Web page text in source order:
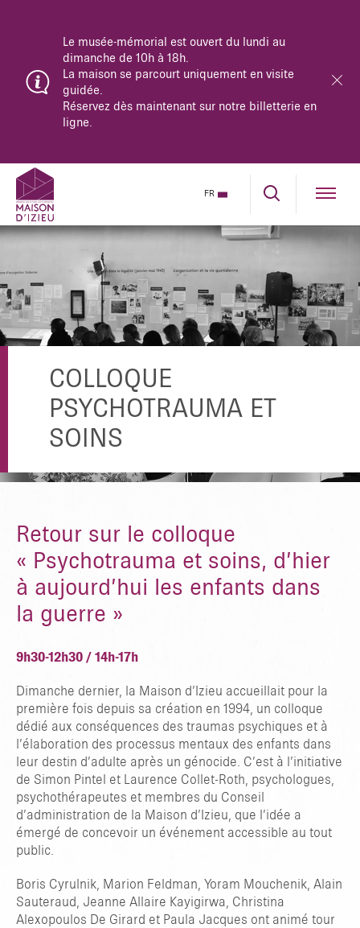
Le musée-mémorial est ouvert du lundi au
dimanche de 10h à 18h.
La maison se parcourt uniquement en visite
guidée.
Réservez dès maintenant sur notre billetterie en
ligne.
FR
COLLOQUE
PSYCHOTRAUMA ET
SOINS
Retour sur le colloque
« Psychotrauma et soins, d’hier
à aujourd’hui les enfants dans
la guerre »
9h30-12h30 / 14h-17h
Dimanche dernier, la Maison d’Izieu accueillait pour la
première fois depuis sa création en 1994, un colloque
dédié aux conséquences des traumas psychiques et à
l’élaboration des processus mentaux des enfants dans
leur destin d’adulte après un génocide. C’est à l’initiative
de Simon Pintel et Laurence Collet-Roth, psychologues,
psychothérapeutes et membres du Conseil
d’administration de la Maison d’Izieu, que l’idée a
émergé de concevoir un événement accessible au tout
public.
Boris Cyrulnik, Marion Feldman, Yoram Mouchenik, Alain
Sauteraud, Jeanne Allaire Kayigirwa, Christina
Alexopoulos De Girard et Paula Jacques ont animé tour